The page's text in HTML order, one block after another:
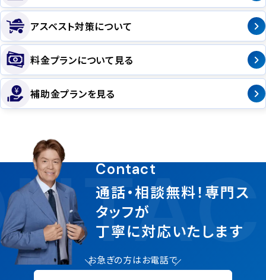
アスベスト対策について
料金プランについて見る
補助金プランを見る
Contact
通話・相談無料！専門ス
タッフが
丁寧に対応いたします
お急ぎの方はお電話で